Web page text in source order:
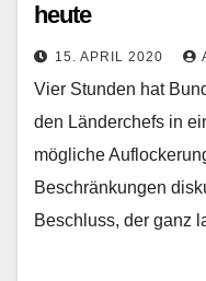
heute
15. APRIL 2020
Vier Stunden hat
den Länderchefs in
mögliche
Beschränkungen
Beschluss, der ganz